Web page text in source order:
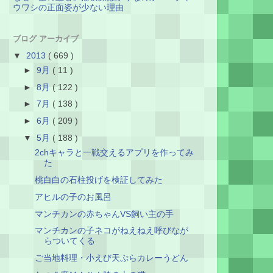
ウワシの正面姿が少ない理由
ブログ アーカイブ
▼ 2013 ( 669 )
►9月 ( 11 )
►8月 ( 122 )
►7月 ( 138 )
►6月 ( 209 )
▼5月 ( 188 )
2chキャラと一戦交えるアプリを作ってみ
た
桃白白の石柱投げを検証してみた
アヒルの子のお風呂
マンチカンの赤ちゃんVS飼い主の手
マンチカンの子ネコがねえねえ呼びなが
らついてくる
ご当地料理・小えび天ぷらカレーうどん